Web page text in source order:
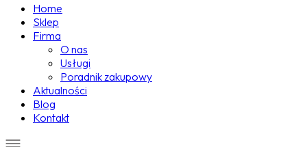
Home
Sklep
Firma
O nas
Usługi
Poradnik zakupowy
Aktualności
Blog
Kontakt